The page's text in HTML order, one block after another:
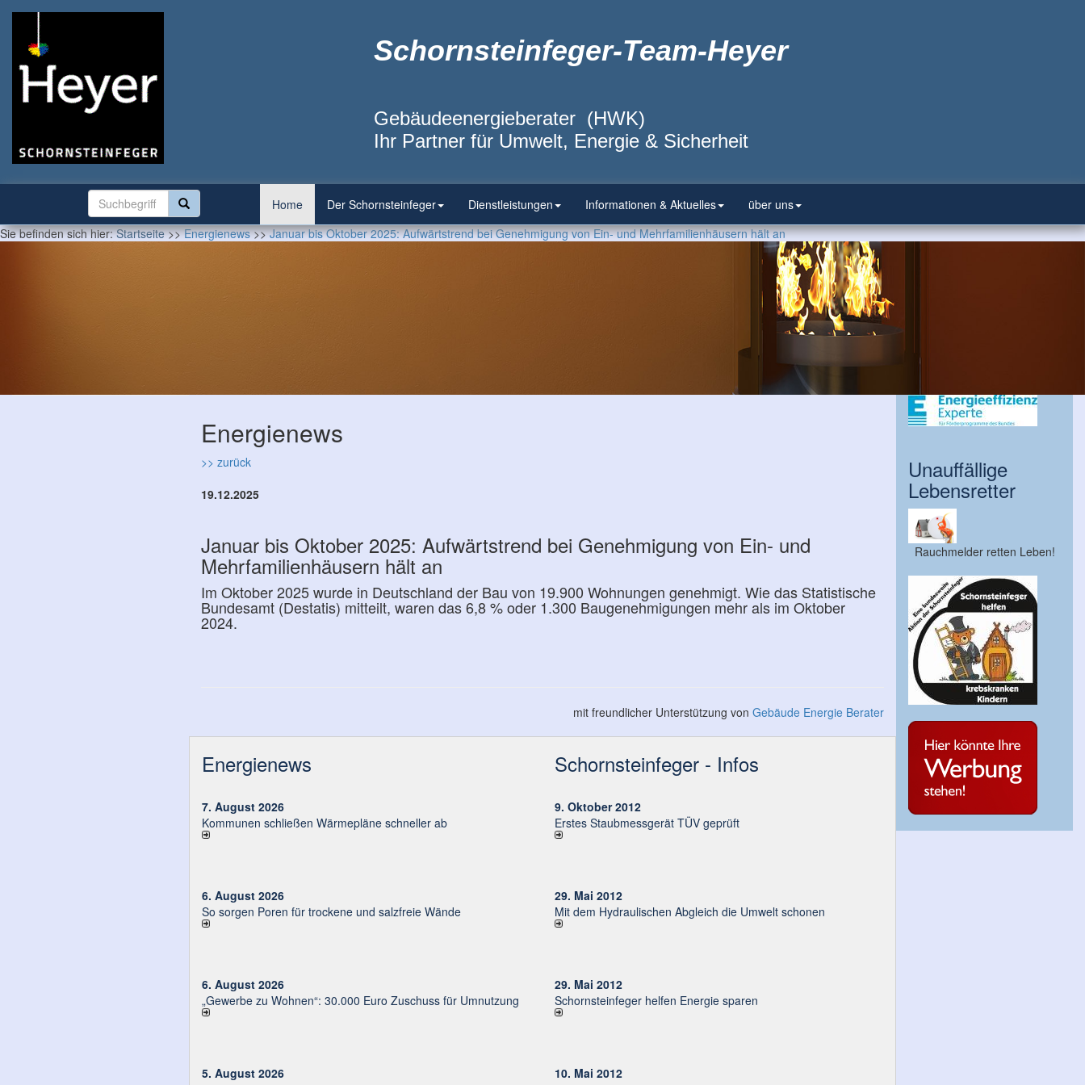
Schornsteinfeger-Team-Heyer
Gebäudeenergieberater (HWK)
Ihr Partner für Umwelt, Energie & Sicherheit
Home Der Schornsteinfeger Dienstleistungen Informationen & Aktuelles
über uns
Sie befinden sich hier:Startseite>>Energienews>>Januar bis Oktober 2025: Aufwärtstrend bei Genehmigung von Ein- und Mehrfamilienhäusern hält an
Energienews
>> zurück
19.12.2025
Januar bis Oktober 2025: Aufwärtstrend bei Genehmigung von Ein- und
Mehrfamilienhäusern hält an
Im Oktober 2025 wurde in Deutschland der Bau von 19.900 Wohnungen genehmigt. Wie das Statistische
Bundesamt (Destatis) mitteilt, waren das 6,8 % oder 1.300 Baugenehmigungen mehr als im Oktober
2024.
mit freundlicher Unterstützung von Gebäude Energie Berater
Energienews
7. August 2026
Kommunen schließen Wärmepläne schneller ab
6. August 2026
So sorgen Poren für trockene und salzfreie Wände
6. August 2026
„Gewerbe zu Wohnen“: 30.000 Euro Zu­schuss für Um­nut­zung
5. August 2026
Schornsteinfeger - Infos
9. Oktober 2012
Erstes Staubmessgerät TÜV geprüft
29. Mai 2012
Mit dem Hydraulischen Abgleich die Umwelt schonen
29. Mai 2012
Schornsteinfeger helfen Energie sparen
10. Mai 2012
Unauffällige
Lebensretter
Rauchmelder retten Leben!